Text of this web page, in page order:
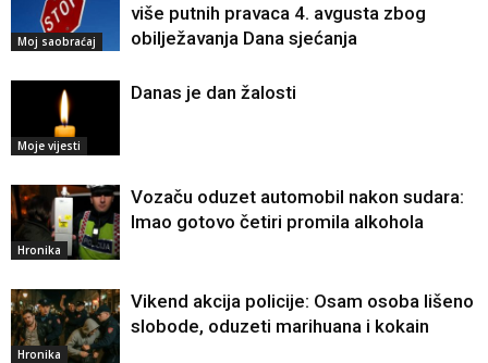
Moj saobraćaj
više putnih pravaca 4. avgusta zbog
obilježavanja Dana sjećanja
Moje vijesti
Danas je dan žalosti
Hronika
Vozaču oduzet automobil nakon sudara:
Imao gotovo četiri promila alkohola
Hronika
Vikend akcija policije: Osam osoba lišeno
slobode, oduzeti marihuana i kokain